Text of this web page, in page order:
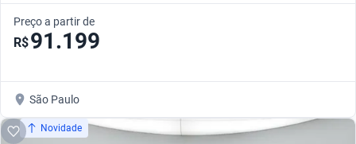
Preço a partir de
R$91.199
São Paulo
Novidade